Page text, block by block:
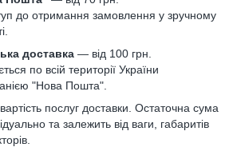
до отримання замовлення у зручному
доставка — від 100 грн.
по всій території України
"Нова Пошта".
послуг доставки. Остаточна сума
та залежить від ваги, габаритів